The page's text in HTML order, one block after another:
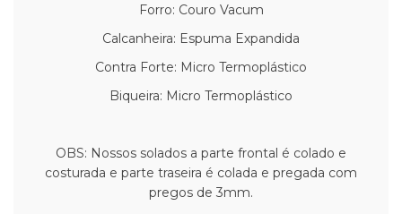
Forro: Couro Vacum
Calcanheira: Espuma Expandida
Contra Forte: Micro Termoplástico
Biqueira: Micro Termoplástico
OBS: Nossos solados a parte frontal é colado e
costurada e parte traseira é colada e pregada com
pregos de 3mm.